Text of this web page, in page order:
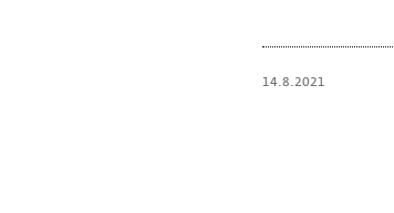
14.8.2021